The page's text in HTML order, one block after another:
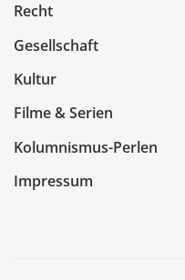
Recht
Gesellschaft
Kultur
Filme & Serien
Kolumnismus-Perlen
Impressum